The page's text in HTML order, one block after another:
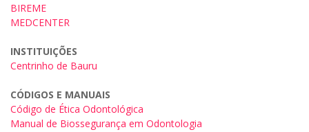
BIREME
MEDCENTER
INSTITUIÇÕES
Centrinho de Bauru
CÓDIGOS E MANUAIS
Código de Ética Odontológica
Manual de Biossegurança em Odontologia